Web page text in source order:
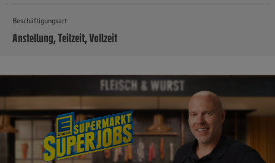
Beschäftigungsart
Anstellung, Teilzeit, Vollzeit